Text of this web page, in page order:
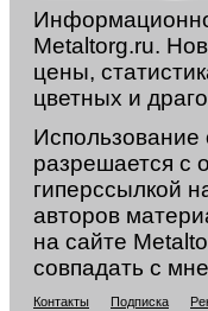
Metaltorg.ru.
цены,
цветных и
разрешается с
гиперссылкой
авторов
на сайте
совпадать с
Контакты Подписка